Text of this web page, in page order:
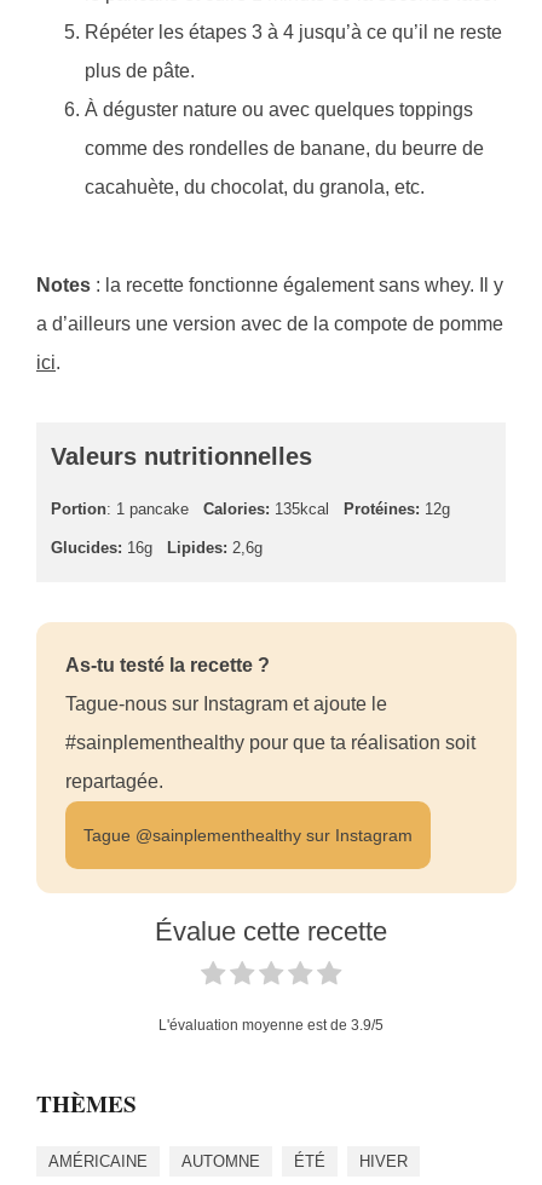
Répéter les étapes 3 à 4 jusqu’à ce qu’il ne reste
plus de pâte.
À déguster nature ou avec quelques toppings
comme des rondelles de banane, du beurre de
cacahuète, du chocolat, du granola, etc.
Notes : la recette fonctionne également sans whey. Il y
a d’ailleurs une version avec de la compote de pomme
ici.
Valeurs nutritionnelles
Portion: 1 pancake Calories: 135kcal Protéines: 12g
Glucides: 16g Lipides: 2,6g
As-tu testé la recette ?
Tague-nous sur Instagram et ajoute le
#sainplementhealthy pour que ta réalisation soit
repartagée.
Tague @sainplementhealthy sur Instagram
Évalue cette recette
L'évaluation moyenne est de 3.9/5
THÈMES
AMÉRICAINE AUTOMNE ÉTÉ HIVER